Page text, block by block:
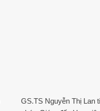
GS.TS Nguyễn Thị Lan